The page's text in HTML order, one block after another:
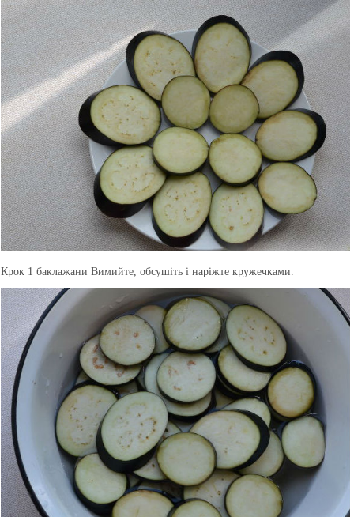
Крок 1 баклажани Вимийте, обсушіть і наріжте кружечками.